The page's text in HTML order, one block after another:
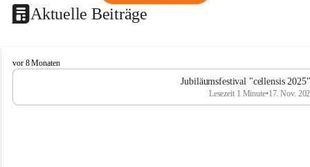
Aktuelle Beiträge
C
e
l
vor 8 Monaten
Jubiläumsfestival "cellensis
Lesezeit 1 Minute•17. Nov.